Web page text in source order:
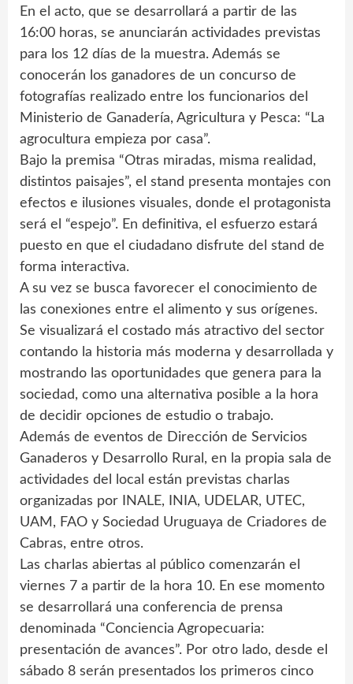
En el acto, que se desarrollará a partir de las
16:00 horas, se anunciarán actividades previstas
para los 12 días de la muestra. Además se
conocerán los ganadores de un concurso de
fotografías realizado entre los funcionarios del
Ministerio de Ganadería, Agricultura y Pesca: “La
agrocultura empieza por casa”.
Bajo la premisa “Otras miradas, misma realidad,
distintos paisajes”, el stand presenta montajes con
efectos e ilusiones visuales, donde el protagonista
será el “espejo”. En definitiva, el esfuerzo estará
puesto en que el ciudadano disfrute del stand de
forma interactiva.
A su vez se busca favorecer el conocimiento de
las conexiones entre el alimento y sus orígenes.
Se visualizará el costado más atractivo del sector
contando la historia más moderna y desarrollada y
mostrando las oportunidades que genera para la
sociedad, como una alternativa posible a la hora
de decidir opciones de estudio o trabajo.
Además de eventos de Dirección de Servicios
Ganaderos y Desarrollo Rural, en la propia sala de
actividades del local están previstas charlas
organizadas por INALE, INIA, UDELAR, UTEC,
UAM, FAO y Sociedad Uruguaya de Criadores de
Cabras, entre otros.
Las charlas abiertas al público comenzarán el
viernes 7 a partir de la hora 10. En ese momento
se desarrollará una conferencia de prensa
denominada “Conciencia Agropecuaria:
presentación de avances”. Por otro lado, desde el
sábado 8 serán presentados los primeros cinco